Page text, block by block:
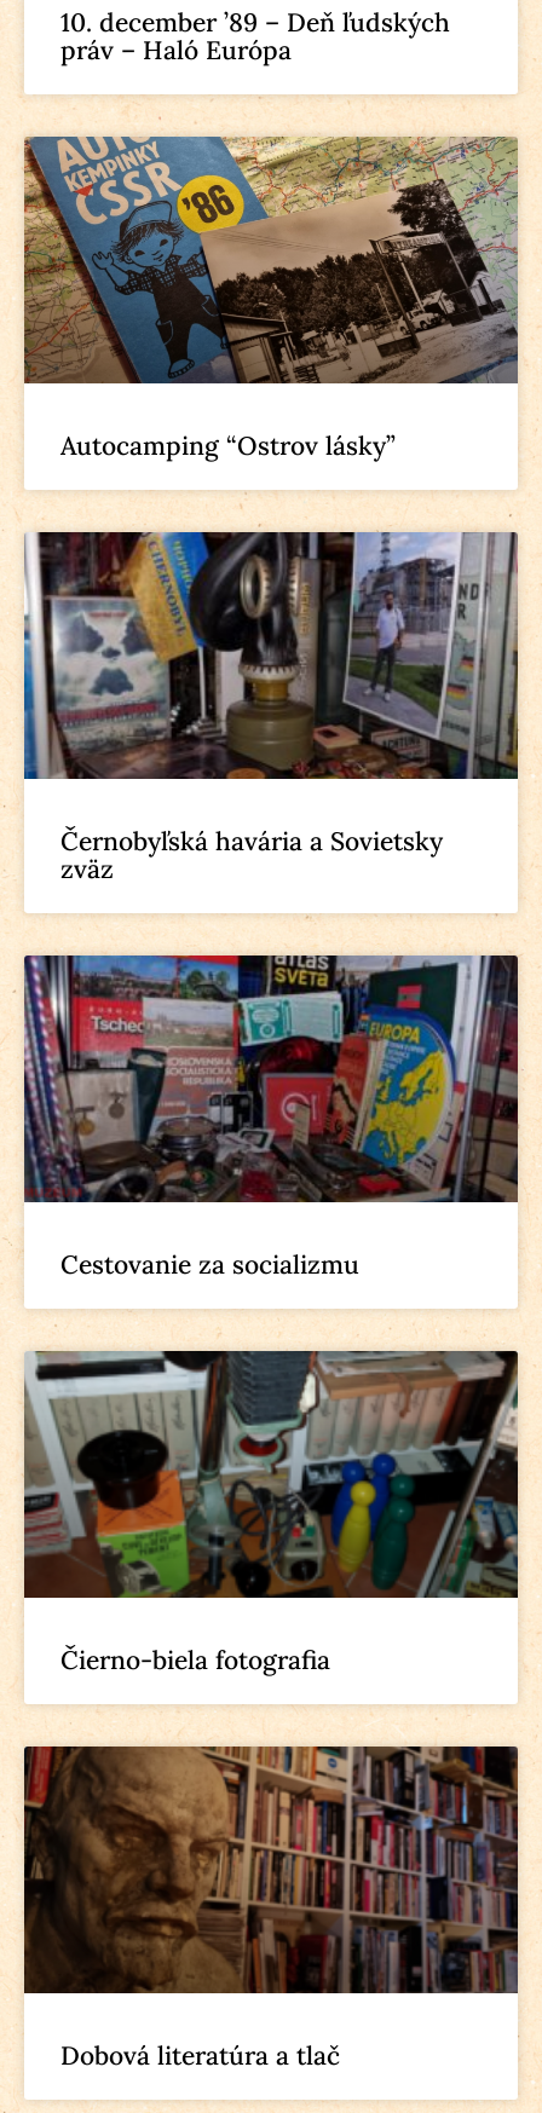
10. december ’89 – Deň ľudských
práv – Haló Európa
Autocamping “Ostrov lásky”
Černobyľská havária a Sovietsky
zväz
Cestovanie za socializmu
Čierno-biela fotografia
Dobová literatúra a tlač